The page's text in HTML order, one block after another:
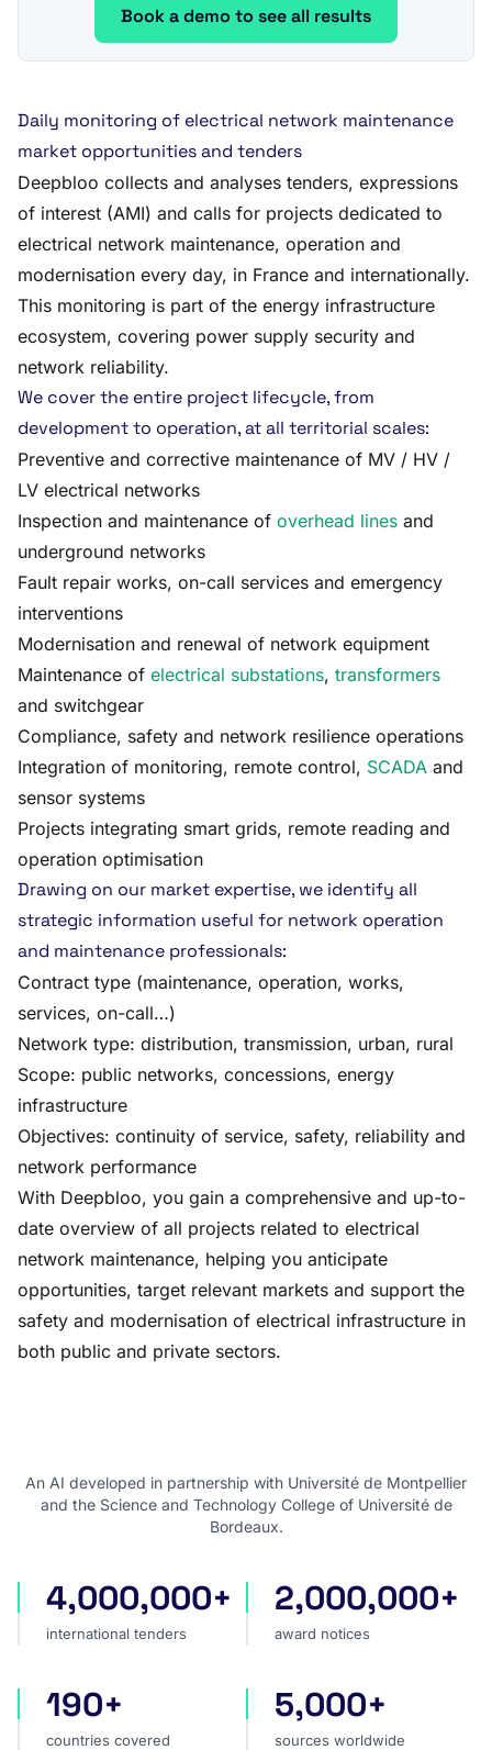
Book a demo to see all results
Daily monitoring of electrical network maintenance
market opportunities and tenders
Deepbloo collects and analyses tenders, expressions
of interest (AMI) and calls for projects dedicated to
electrical network maintenance, operation and
modernisation every day, in France and internationally.
This monitoring is part of the energy infrastructure
ecosystem, covering power supply security and
network reliability.
We cover the entire project lifecycle, from
development to operation, at all territorial scales:
Preventive and corrective maintenance of MV / HV /
LV electrical networks
Inspection and maintenance of overhead lines and
underground networks
Fault repair works, on-call services and emergency
interventions
Modernisation and renewal of network equipment
Maintenance of electrical substations, transformers
and switchgear
Compliance, safety and network resilience operations
Integration of monitoring, remote control, SCADA and
sensor systems
Projects integrating smart grids, remote reading and
operation optimisation
Drawing on our market expertise, we identify all
strategic information useful for network operation
and maintenance professionals:
Contract type (maintenance, operation, works,
services, on-call…)
Network type: distribution, transmission, urban, rural
Scope: public networks, concessions, energy
infrastructure
Objectives: continuity of service, safety, reliability and
network performance
With Deepbloo, you gain a comprehensive and up-to-
date overview of all projects related to electrical
network maintenance, helping you anticipate
opportunities, target relevant markets and support the
safety and modernisation of electrical infrastructure in
both public and private sectors.
An AI developed in partnership with Université de Montpellier
and the Science and Technology College of Université de
Bordeaux.
international tenders
4,000,000+
international tenders
award notices
2,000,000+
award notices
countries covered
190+
countries covered
sources worldwide
5,000+
sources worldwide